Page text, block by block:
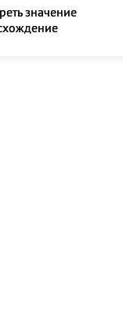
значение